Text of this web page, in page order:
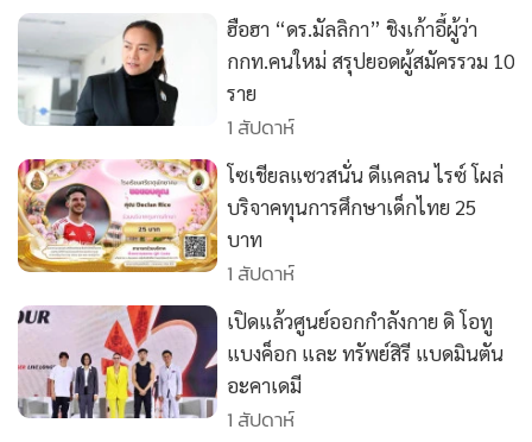
• MGR Live
• Infographic
•
การเมือง
• ท่องเที่ยว
• กีฬา
• ต่างประเทศ
• Special Scoop
• เศรษฐกิจ-ธุรกิจ
• จีน
ชุมชน-คุณภาพชีวิต
อาชญากรรม
• Motoring
ฮือฮา “ดร.มัลลิกา” ชิงเก้าอี้ผู้ว่า
กกท.คนใหม่ สรุปยอดผู้สมัครรวม 10
ราย
1 สัปดาห์
โซเชียลแซวสนั่น ดีแคลน ไรซ์ โผล่
บริจาคทุนการศึกษาเด็กไทย 25
บาท
1 สัปดาห์
เปิดแล้วศูนย์ออกกำลังกาย ดิ โอทู
แบงค็อก และ ทรัพย์สิรี แบดมินตัน
อะคาเดมี
1 สัปดาห์